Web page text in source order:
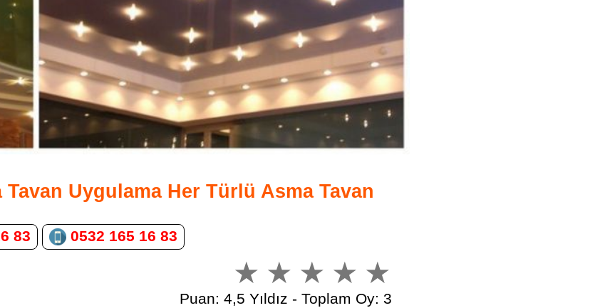
Uygulama Her Türlü Asma Tavan
83 0532 165 16 83
Puan: 4,5 Yıldız - Toplam Oy: 3